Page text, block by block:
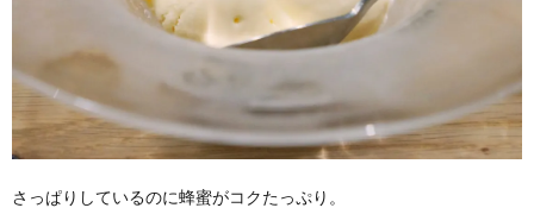
さっぱりしているのに蜂蜜がコクたっぷり。